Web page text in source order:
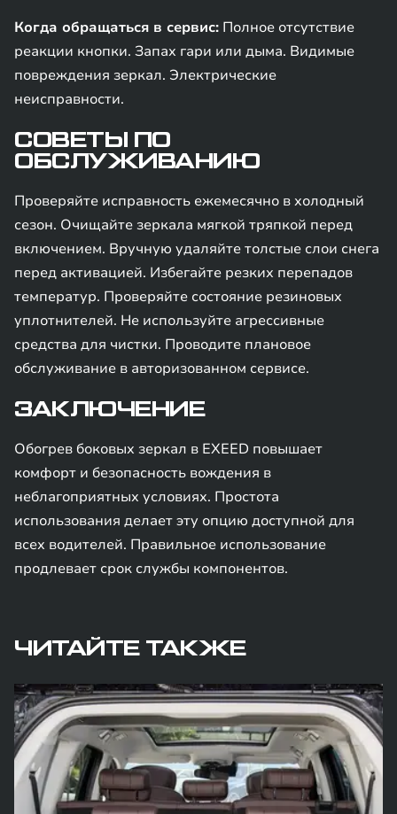
Когда обращаться в сервис: Полное отсутствие
реакции кнопки. Запах гари или дыма. Видимые
повреждения зеркал. Электрические
неисправности.
СОВЕТЫ ПО
ОБСЛУЖИВАНИЮ
Проверяйте исправность ежемесячно в холодный
сезон. Очищайте зеркала мягкой тряпкой перед
включением. Вручную удаляйте толстые слои снега
перед активацией. Избегайте резких перепадов
температур. Проверяйте состояние резиновых
уплотнителей. Не используйте агрессивные
средства для чистки. Проводите плановое
обслуживание в авторизованном сервисе.
ЗАКЛЮЧЕНИЕ
Обогрев боковых зеркал в EXEED повышает
комфорт и безопасность вождения в
неблагоприятных условиях. Простота
использования делает эту опцию доступной для
всех водителей. Правильное использование
продлевает срок службы компонентов.
ЧИТАЙТЕ ТАКЖЕ